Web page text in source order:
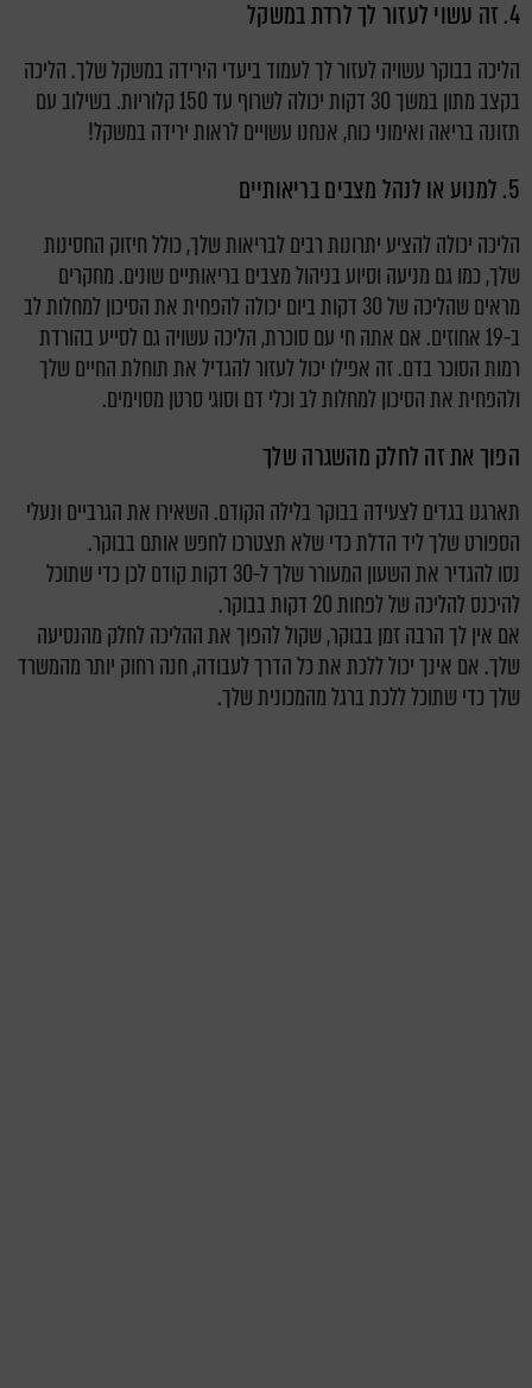
4. זה עשוי לעזור לך לרדת במשקל
הליכה בבוקר עשויה לעזור לך לעמוד ביעדי הירידה במשקל שלך. הליכה
בקצב מתון במשך 30 דקות יכולה לשרוף עד 150 קלוריות. בשילוב עם
תזונה בריאה ואימוני כוח, אנחנו עשויים לראות ירידה במשקל!
5. למנוע או לנהל מצבים בריאותיים
הליכה יכולה להציע יתרונות רבים לבריאות שלך, כולל חיזוק החסינות
שלך, כמו גם מניעה וסיוע בניהול מצבים בריאותיים שונים. מחקרים
מראים שהליכה של 30 דקות ביום יכולה להפחית את הסיכון למחלות לב
ב-19 אחוזים. אם אתה חי עם סוכרת, הליכה עשויה גם לסייע בהורדת
רמות הסוכר בדם. זה אפילו יכול לעזור להגדיל את תוחלת החיים שלך
ולהפחית את הסיכון למחלות לב וכלי דם וסוגי סרטן מסוימים.
הפוך את זה לחלק מהשגרה שלך
תארגנו בגדים לצעידה בבוקר בלילה הקודם. השאירו את הגרביים ונעלי
הספורט שלך ליד הדלת כדי שלא תצטרכו לחפש אותם בבוקר.
נסו להגדיר את השעון המעורר שלך ל-30 דקות קודם לכן כדי שתוכל
להיכנס להליכה של לפחות 20 דקות בבוקר.
אם אין לך הרבה זמן בבוקר, שקול להפוך את ההליכה לחלק מהנסיעה
שלך. אם אינך יכול ללכת את כל הדרך לעבודה, חנה רחוק יותר מהמשרד
שלך כדי שתוכל ללכת ברגל מהמכונית שלך.